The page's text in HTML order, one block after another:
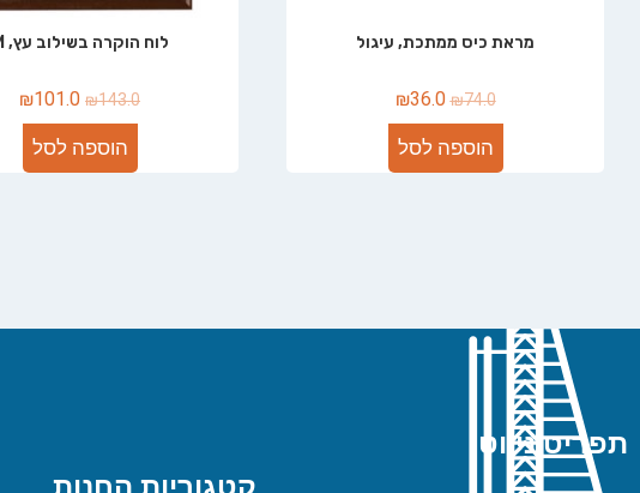
מראת כיס ממתכת, עיגול
₪74.0
₪36.0
הוספה לסל
לוח הוקרה בשילוב עץ, M
₪143.0
₪101.0
הוספה לסל
תפריט ניווט